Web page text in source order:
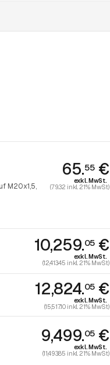
M20x1,5
65.55 €
exkl. MwSt.
(79.32 inkl. 21% MwSt)
10,259.05 €
exkl. MwSt.
(12,413.45 inkl. 21% MwSt)
12,824.05 €
exkl. MwSt.
(15,517.10 inkl. 21% MwSt)
9,499.05 €
exkl. MwSt.
(11,493.85 inkl. 21% MwSt)